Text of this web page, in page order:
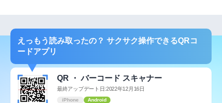
えっもう読み取ったの？ サクサク操作できるQRコ
ードアプリ
QR ・ バーコード スキャナー
最終アップデート日:2022年12月16日
iPhone Android